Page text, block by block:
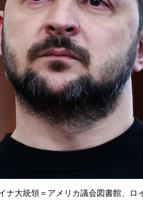
ナ大統領＝アメリカ議会図書館、ロ